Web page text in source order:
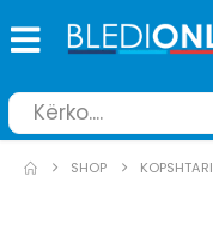
SHOP KOPSHTARI